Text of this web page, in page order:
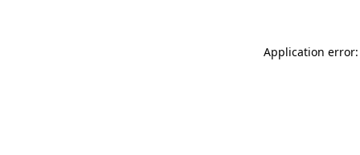
Application